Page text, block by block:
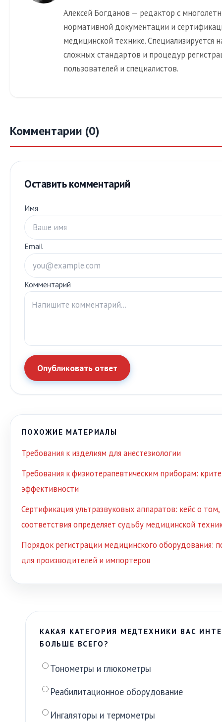
Алексей Богданов — редактор с
нормативной документации и
медицинской технике. Специализируется
сложных стандартов и процедур
пользователей и специалистов.
Комментарии (0)
Оставить комментарий
Имя
Email
Комментарий
Опубликовать ответ
ПОХОЖИЕ МАТЕРИАЛЫ
Требования к изделиям для анестезиологии
Требования к физиотерапевтическим приборам:
эффективности
Сертификация ультразвуковых аппаратов: кейс о
соответствия определяет судьбу медицинской
Порядок регистрации медицинского оборудования:
для производителей и импортеров
КАКАЯ КАТЕГОРИЯ МЕДТЕХНИКИ ВАС
БОЛЬШЕ ВСЕГО?
Тонометры и глюкометры
Реабилитационное оборудование
Ингаляторы и термометры